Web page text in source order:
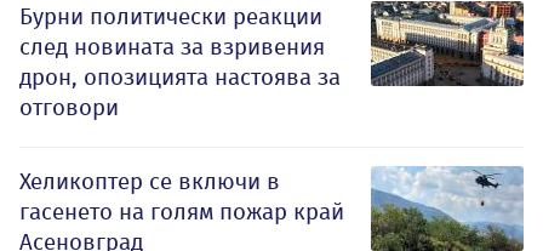
Бурни политически реакции
след новината за взривения
дрон, опозицията настоява за
отговори
Хеликоптер се включи в
гасенето на голям пожар край
Асеновград